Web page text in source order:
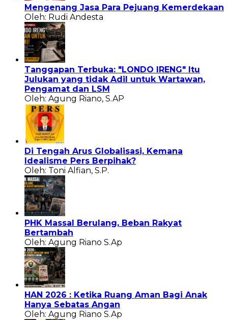
Mengenang Jasa Para Pejuang Kemerdekaan
Oleh: Rudi Andesta
Tanggapan Terbuka: "LONDO IRENG" Itu
Julukan yang tidak Adil untuk Wartawan,
Pengamat dan LSM
Oleh: Agung Riano, S.AP
Di Tengah Arus Globalisasi, Kemana
Idealisme Pers Berpihak?
Oleh: Toni Alfian, S.P.
PHK Massal Berulang, Beban Rakyat
Bertambah
Oleh: Agung Riano S.Ap
HAN 2026 : Ketika Ruang Aman Bagi Anak
Hanya Sebatas Angan
Oleh: Agung Riano S.Ap